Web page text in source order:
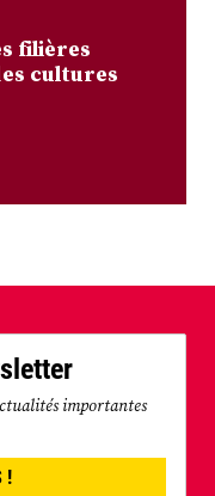
filières
cultures
importantes
!